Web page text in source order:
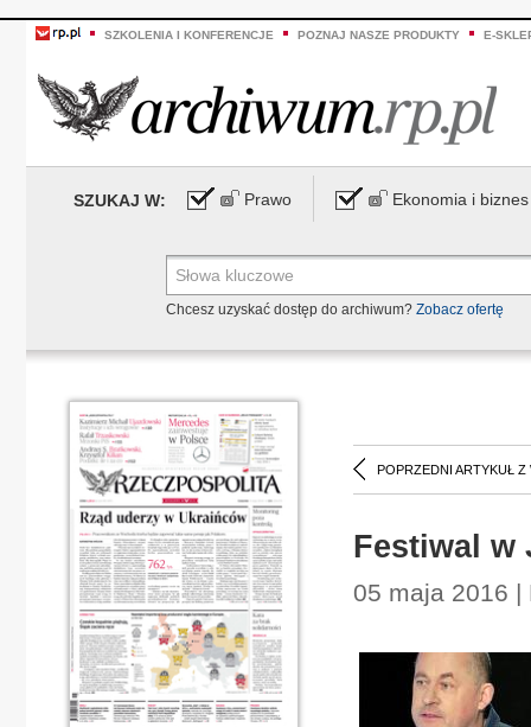
SZKOLENIA I KONFERENCJE POZNAJ NASZE PRODUKTY E-
SZUKAJ W: Prawo Ekonomia i biznes
Chcesz uzyskać dostęp do archiwum? Zobacz ofertę
POPRZEDNI ARTYKUŁ Z
Festiwal w
05 maja 2016 |